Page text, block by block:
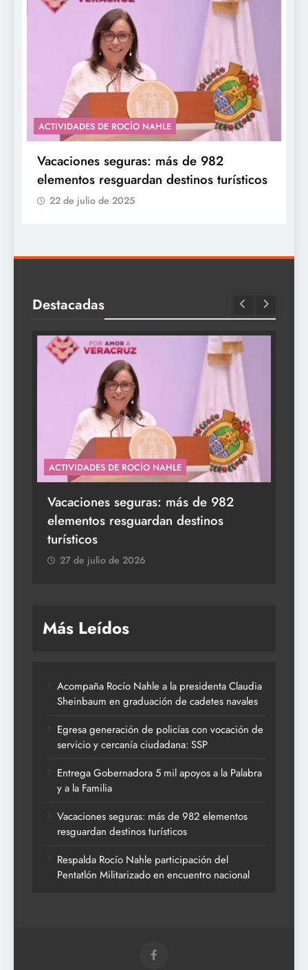
ACTIVIDADES DE ROCÍO NAHLE
Vacaciones seguras: más de 982
elementos resguardan destinos turísticos
22 de julio de 2025
Destacadas
ACTIVIDADES DE ROCÍO NAHLE
Vacaciones seguras: más de 982
elementos resguardan destinos
turísticos
27 de julio de 2026
Más Leídos
Acompaña Rocío Nahle a la presidenta Claudia
Sheinbaum en graduación de cadetes navales
Egresa generación de policías con vocación de
servicio y cercanía ciudadana: SSP
Entrega Gobernadora 5 mil apoyos a la Palabra
y a la Familia
Vacaciones seguras: más de 982 elementos
resguardan destinos turísticos
Respalda Rocío Nahle participación del
Pentatlón Militarizado en encuentro nacional